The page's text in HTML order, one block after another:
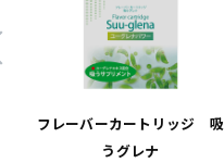
フレーバーカートリッジ 吸
うグレナ